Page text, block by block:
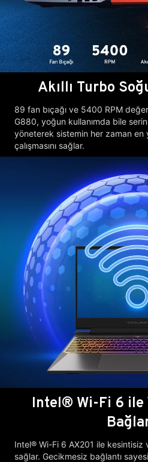
Akıllı Turbo
89 fan bıçağı ve 5400 RPM
G880, yoğun kullanımda bile
yöneterek sistemin her zaman
çalışmasını sağlar.
Intel® Wi-Fi 6 ile
Intel® Wi-Fi 6 AX201 ile kesintisiz
sağlar. Gecikmesiz bağlantı